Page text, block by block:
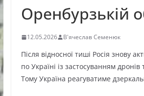
Оренбурзькій
12.05.2026 В'ячеслав Семенюк
Після відносної тиші Росія знову
по Україні із застосуванням дронів
Тому Україна реагуватиме